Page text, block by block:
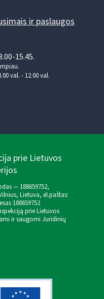
ir paslaugos
15.45.
val. - 12.00 val.
prie Lietuvos
— 188659752,
Lietuva, el.paštas:
188659752
prie Lietuvos
ir saugomi Juridinių